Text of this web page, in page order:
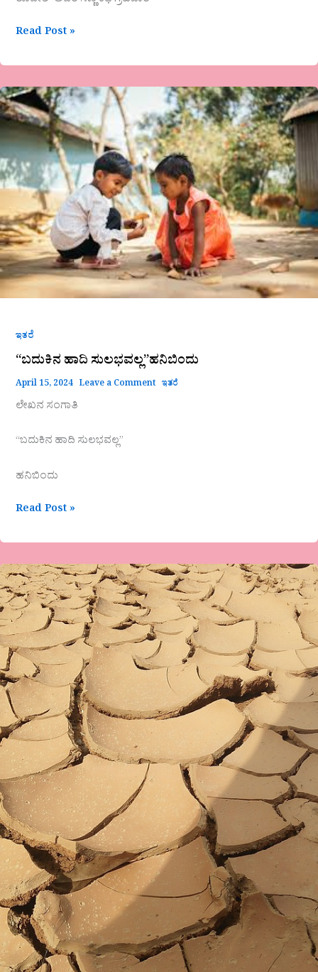
Read Post »
ಇತರೆ
“ಬದುಕಿನ ಹಾದಿ ಸುಲಭವಲ್ಲ”ಹನಿಬಿಂದು
April 15, 2024 Leave a Comment ಇತರೆ
ಲೇಖನ ಸಂಗಾತಿ
“ಬದುಕಿನ ಹಾದಿ ಸುಲಭವಲ್ಲ”
ಹನಿಬಿಂದು
“ಬದುಕಿನ
ಹಾದಿ
ಸುಲಭವಲ್ಲ”ಹನಿಬಿಂದು
Read Post »
ವ್ಯಾಸ
ಜೋಶಿ
ಅವರ
ತನಗಗಳು